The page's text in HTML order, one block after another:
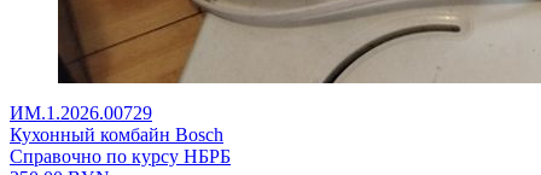
ИМ.1.2026.00729
Кухонный комбайн Bosch
Справочно по курсу НБРБ